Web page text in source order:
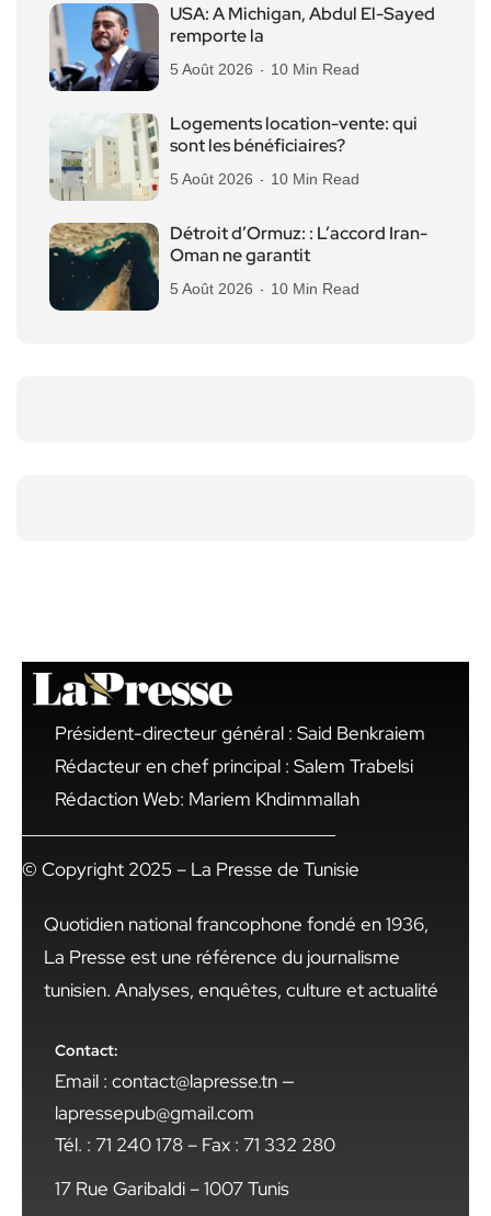
USA: A Michigan, Abdul El-Sayed
remporte la
5 Août 2026 10 Min Read
Logements location-vente: qui
sont les bénéficiaires?
5 Août 2026 10 Min Read
Détroit d’Ormuz: : L’accord Iran-
Oman ne garantit
5 Août 2026 10 Min Read
Président-directeur général : Said Benkraiem
Rédacteur en chef principal : Salem Trabelsi
Rédaction Web: Mariem Khdimmallah
© Copyright 2025 – La Presse de Tunisie
Quotidien national francophone fondé en 1936,
La Presse est une référence du journalisme
tunisien. Analyses, enquêtes, culture et actualité
Contact:
Email : contact@lapresse.tn —
lapressepub@gmail.com
Tél. : 71 240 178 – Fax : 71 332 280
17 Rue Garibaldi – 1007 Tunis